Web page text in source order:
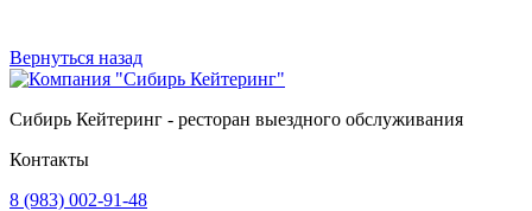
Вернуться назад
Сибирь Кейтеринг - ресторан выездного обслуживания
Контакты
8 (983) 002-91-48